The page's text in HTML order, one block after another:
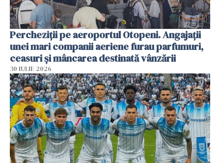
Percheziții pe aeroportul Otopeni. Angajații
unei mari companii aeriene furau parfumuri,
ceasuri și mâncarea destinată vânzării
30 IULIE 2026